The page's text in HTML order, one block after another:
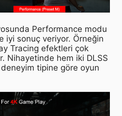
Performance modu
iyi sonuç veriyor. Örneğin
Tracing efektleri çok
Nihayetinde hem iki DLSS
deneyim tipine göre oyun